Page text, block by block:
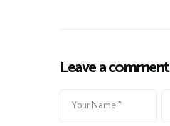
Leave a comment